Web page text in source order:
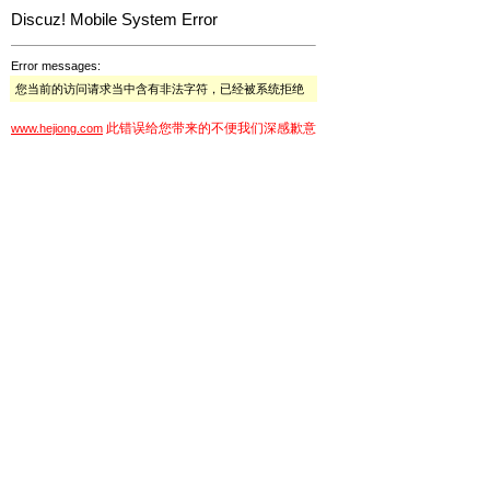
Discuz! Mobile System Error
Error messages:
您当前的访问请求当中含有非法字符，已经被系统拒绝
www.hejiong.com 此错误给您带来的不便我们深感歉意